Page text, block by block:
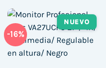
-16%
NUEVO